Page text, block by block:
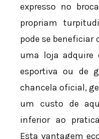
expresso no
propriam
pode se beneficiar
uma loja adquire
esportiva ou de
chancela oficial,
um custo de
inferior ao
Esta vantagem